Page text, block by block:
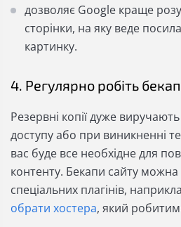
дозволяє Google краще
сторінки, на яку веде
картинку.
4. Регулярно робіть
Резервні копії дуже
доступу або при виникненні
вас буде все необхідне для
контенту. Бекапи сайту
спеціальних плагінів,
обрати хостера, який